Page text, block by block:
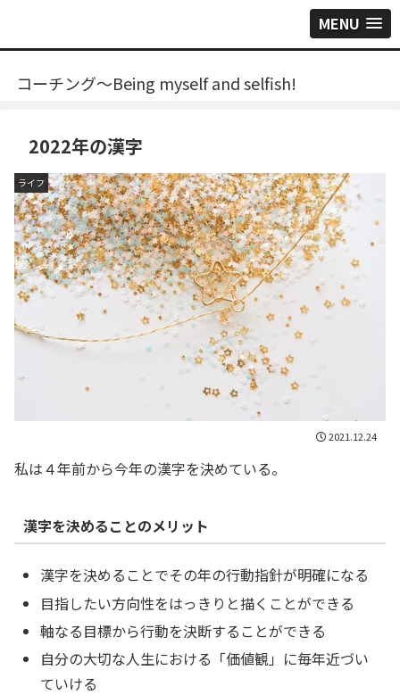
MENU
コーチング～Being myself and selfish!
2022年の漢字
ライフ
2021.12.24
私は４年前から今年の漢字を決めている。
漢字を決めることのメリット
漢字を決めることでその年の行動指針が明確になる
目指したい方向性をはっきりと描くことができる
軸なる目標から行動を決断することができる
自分の大切な人生における「価値観」に毎年近づい
ていける